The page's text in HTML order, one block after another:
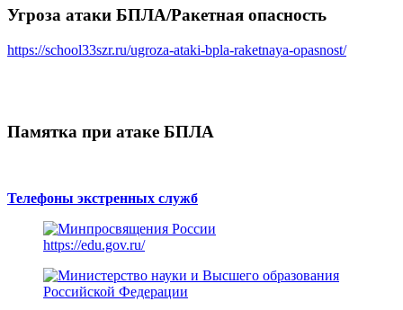
Угроза атаки БПЛА/Ракетная опасность
https://school33szr.ru/ugroza-ataki-bpla-raketnaya-opasnost/
Памятка при атаке БПЛА
Телефоны экстренных служб
https://edu.gov.ru/